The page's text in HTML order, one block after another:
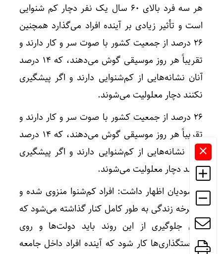
هر سه فرد بالای ۶۰ سال یک نفر دچار کم شنوایی
است و تأثیر زیادی بر آینده افراد می‌گذارد همچنین
۲۶ درصد از جمعیت کشور با صوت سر و کار دارند و
تقریباً هر روز موسیقی گوش می‌دهند، که ۱۴ درصد
آنان نشانه‌هایی از کم‌شنوایی دارند و اگر پیشگیری
نکنند دچار معلولیت می‌شوند.
۲۶ درصد از جمعیت کشور با صوت سر و کار دارند و
تقریباً هر روز موسیقی گوش می‌دهند، که ۱۴ درصد
آنان نشانه‌هایی از کم‌شنوایی دارند و اگر پیشگیری
نکنند دچار معلولیت می‌شوند.
محمودیان اظهار داشت: افراد کم‌شنوا منزوی شده و
از چرخه زندگی به طور کامل کنار گذاشته می‌شود که
برای جلوگیری از این روند باید دولت‌ها و روی
سیاستگذاری‌ها کار شود که آینده افراد داخل جامعه